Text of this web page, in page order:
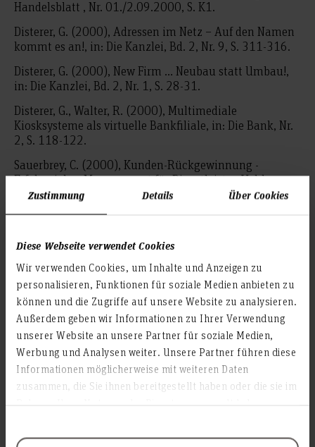
Zustimmung Details Über Cookies
Diese Webseite verwendet Cookies
Wir verwenden Cookies, um Inhalte und Anzeigen zu
personalisieren, Funktionen für soziale Medien anbieten zu
können und die Zugriffe auf unsere Website zu analysieren.
Außerdem geben wir Informationen zu Ihrer Verwendung
unserer Website an unsere Partner für soziale Medien,
Werbung und Analysen weiter. Unsere Partner führen diese
Informationen möglicherweise mit weiteren Daten
zusammen, die Sie ihnen bereitgestellt haben oder die sie im
Handelsblatt , Nr. 01./2.09.2000, S. K1.
Disterer, G. (2000), Adressen im Netz – Auf den Namen
kommt es an!, in: Die Kanzlei, Bd. 2, Nr. 9, S. 311-316.
Disterer, G. (2000), New Firm … Neubau statt Umbau!,
in: Die Kanzlei, Bd. 2, Nr. 1, S. 28-31.
Disterer, G., Walter, R. (2000), Multimediale
Kiosksysteme als virtuelle Bankfiliale, in: Die Bank, Nr.
2, S. 118-122.
Sauerbrey, C. (2000), Kunden-Rückgewinnung -
Erfolgreiches Management für Dienstleister, Vahlen:
München.
Jaspersen, T. (2000), Datenverarbeitungseinsatz im
Schnittstellen, Fortis: Köln, S. 175-188.
Hausotter, A. (2000), Datenkommunikation, in:
Disterer, G., Fels, F., Hausotter, A. (Hrsg.), Taschenbuch
der Wirtschaftsinformatik, Carl Hanser: München,
Wien, S. 251-271.
Kairies, K. (2000), Betriebliches Rechnungswesen, in:
Disterer, G., Fels, F., Hausotter, A. (Hrsg.), Taschenbuch
der Wirtschaftsinformatik, Carl Hanser: München,
Wien, S. 50-66.
der Wirtschaftsinformatik, Carl Hanser: München,